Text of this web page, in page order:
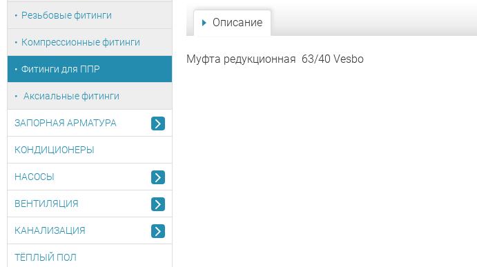
Описание
Муфта редукционная 63/40 Vesbo
Резьбовые фитинги
Компрессионные фитинги
Фитинги для ППР
Аксиальные фитинги
ЗАПОРНАЯ АРМАТУРА
КОНДИЦИОНЕРЫ
НАСОСЫ
ВЕНТИЛЯЦИЯ
КАНАЛИЗАЦИЯ
ТЁПЛЫЙ ПОЛ